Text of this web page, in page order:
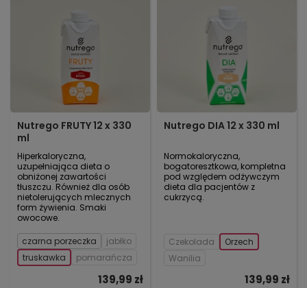
Nutrego FRUTY 12 x 330
ml
Hiperkaloryczna,
uzupełniająca dieta o
obniżonej zawartości
tłuszczu. Również dla osób
nietolerujących mlecznych
form żywienia. Smaki
owocowe.
czarna porzeczka
jabłko
truskawka
pomarańcza
139,99 zł
Nutrego DIA 12 x 330 ml
Normokaloryczna,
bogatoresztkowa, kompletna
pod względem odżywczym
dieta dla pacjentów z
cukrzycą.
Czekolada
Orzech
Wanilia
139,99 zł